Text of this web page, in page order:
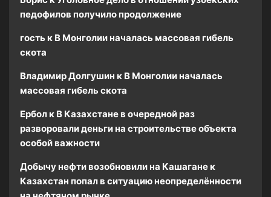
педофилов получило продолжение
гость к В Монголии началась массовая гибель
скота
Владимир Долгушин к В Монголии началась
массовая гибель скота
Ербол к В Казахстане в очередной раз
разворовали деньги на строительстве объекта
особой важности
Добычу нефти возобновили на Кашагане к
Казахстан попал в ситуацию неопределённости